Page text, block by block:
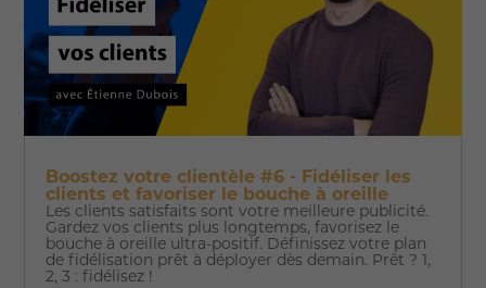
Boostez votre clientèle #6 - Fidéliser les
clients et favoriser le bouche à oreille
Les clients satisfaits sont votre meilleure publicité.
Gardez vos clients plus longtemps, favorisez le
bouche à oreille ultra-positif. Définissez votre plan
de fidélisation prêt à déployer dès demain. Prêt ? 1,
2, 3 : fidélisez !